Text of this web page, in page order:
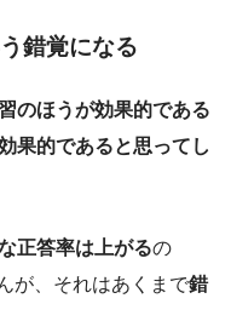
錯覚になる
のほうが効果的である
果的であると思ってし
正答率は上がるの
が、それはあくまで錯